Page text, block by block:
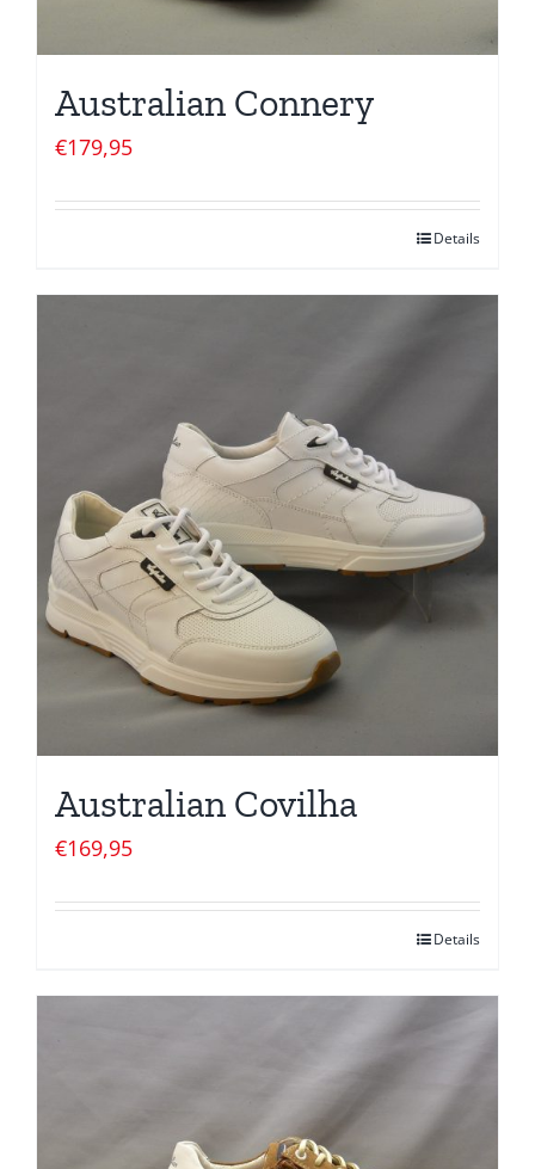
Australian Connery
€179,95
Details
Australian Covilha
€169,95
Details